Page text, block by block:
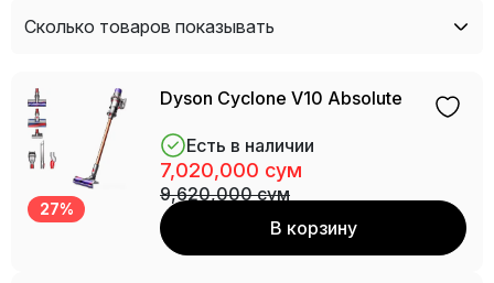
Сколько товаров показывать
27%
Dyson Cyclone V10 Absolute
Есть в наличии
7,020,000 сум
9,620,000 сум
В корзину